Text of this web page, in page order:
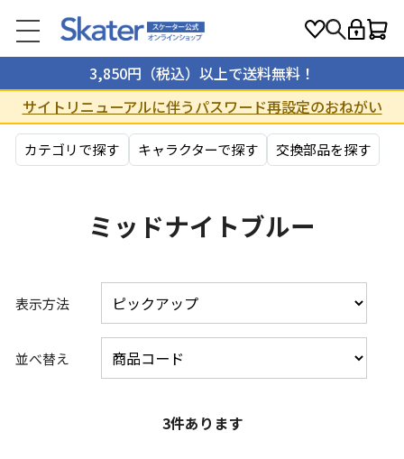
3,850円（税込）以上で送料無料！
サイトリニューアルに伴うパスワード再設定のおねがい
カテゴリで探す キャラクターで探す 交換部品を探す
ミッドナイトブルー
表示方法
並べ替え
3件あります